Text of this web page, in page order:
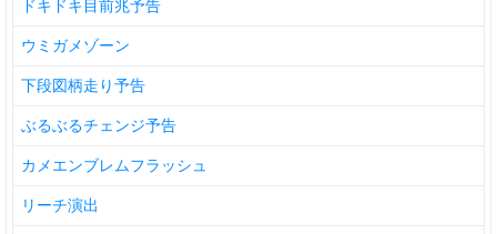
ドキドキ目前兆予告
ウミガメゾーン
下段図柄走り予告
ぶるぶるチェンジ予告
カメエンブレムフラッシュ
リーチ演出